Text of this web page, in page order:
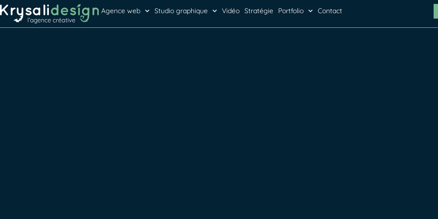
Agence web Studio graphique Vidéo Stratégie Portfolio Contact